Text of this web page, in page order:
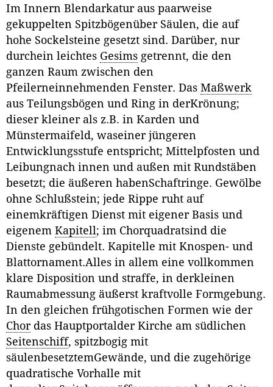
Im Innern Blendarkatur aus paarweise
gekuppelten Spitzbögenüber Säulen, die auf
hohe Sockelsteine gesetzt sind. Darüber, nur
durchein leichtes Gesims getrennt, die den
ganzen Raum zwischen den
Pfeilerneinnehmenden Fenster. Das Maßwerk
aus Teilungsbögen und Ring in derKrönung;
dieser kleiner als z.B. in Karden und
Münstermaifeld, waseiner jüngeren
Entwicklungsstufe entspricht; Mittelpfosten und
Leibungnach innen und außen mit Rundstäben
besetzt; die äußeren habenSchaftringe. Gewölbe
ohne Schlußstein; jede Rippe ruht auf
einemkräftigen Dienst mit eigener Basis und
eigenem Kapitell; im Chorquadratsind die
Dienste gebündelt. Kapitelle mit Knospen- und
Blattornament.Alles in allem eine vollkommen
klare Disposition und straffe, in derkleinen
Raumabmessung äußerst kraftvolle Formgebung.
In den gleichen frühgotischen Formen wie der
Chordas Hauptportalder Kirche am südlichen
Seitenschiff, spitzbogig mit
säulenbesetztemGewände, und die zugehörige
quadratische Vorhalle mit